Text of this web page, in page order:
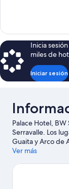
acceso
para
personas
discapacitadas
doble,
2
camas
individuales,
con
acceso
discapacitadas
Inicia
miles de
Iniciar sesión
Palace Hotel,
Serravalle. Los
Guaita y Arco de
Castel Sismondo
Ver más